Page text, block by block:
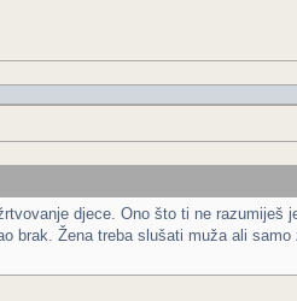
djece. Ono što ti ne razumiješ
brak. Žena treba slušati muža ali samo